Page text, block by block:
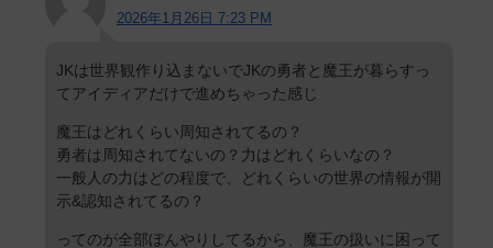
2026年1月26日 7:23 PM
JKは世界観作り込まないでJKの勇者と魔王が暮らすっ
てアイディアだけで進めちゃった感じ
魔王はどれくらい周知されてるの？
勇者は周知されてないの？力はどれくらいなの？
一般人の力はどの程度で、どれくらいの世界の情報が開
示&認知されてるの？
ってのが全部ぼんやりしてるから、魔王の扱いに困って